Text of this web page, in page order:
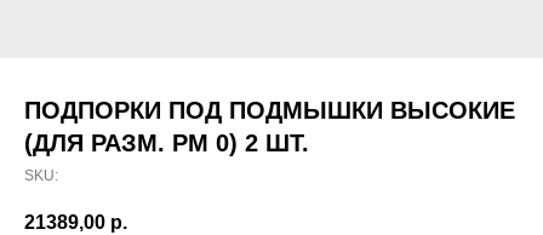
ПОДПОРКИ ПОД ПОДМЫШКИ ВЫСОКИЕ
(ДЛЯ РАЗМ. PM 0) 2 ШТ.
SKU:
21389,00 р.